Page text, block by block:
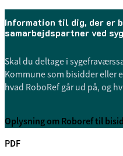
Information til dig, der er
samarbejdspartner ved
Skal du deltage i
Kommune som bisidder eller
hvad RoboRef går ud på, og
Oplysning om Roboref til
PDF